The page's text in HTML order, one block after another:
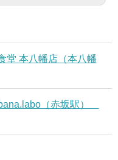
堂 本八幡店（本八幡
（赤坂駅）